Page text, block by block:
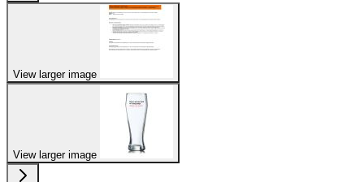
View larger image
View larger image